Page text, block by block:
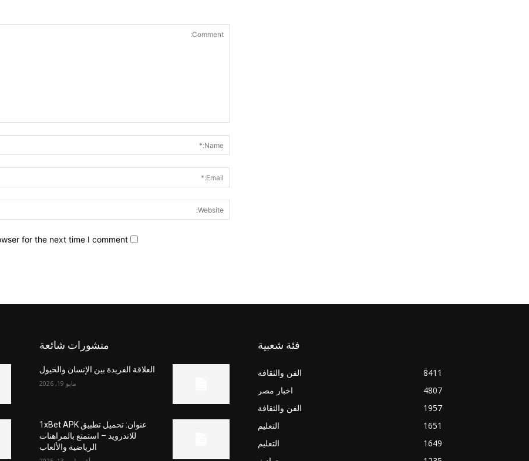
for the next time I comment.
منشورات شائعة
العلاقة الفريدة بين الإنسان والخيول
مايو 19, 2026
عنوان: تحميل تطبيق 1xBet APK
للاندرويد – استمتع بالمراهنات
الرياضية والألعاب
فئة شعبية
الفن والثقافة
8411
اخبار مصر
4807
الفن والثقافة
1957
التعليم
1651
التعليم
1649